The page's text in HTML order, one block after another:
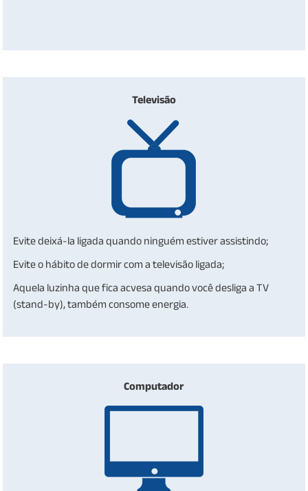
Televisão
Evite deixá-la ligada quando ninguém estiver assistindo;
Evite o hábito de dormir com a televisão ligada;
Aquela luzinha que fica acvesa quando você desliga a TV
(stand-by), também consome energia.
Computador